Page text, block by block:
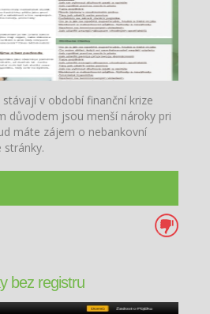
v období finanční krize
důvodem jsou menší nároky pri
máte zájem o nebankovní
stránky.
bez registru